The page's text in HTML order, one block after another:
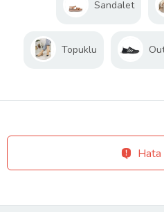
Sandalet
Topuklu